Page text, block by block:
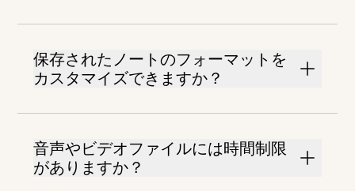
保存されたノートのフォーマットを
カスタマイズできますか？
音声やビデオファイルには時間制限
がありますか？